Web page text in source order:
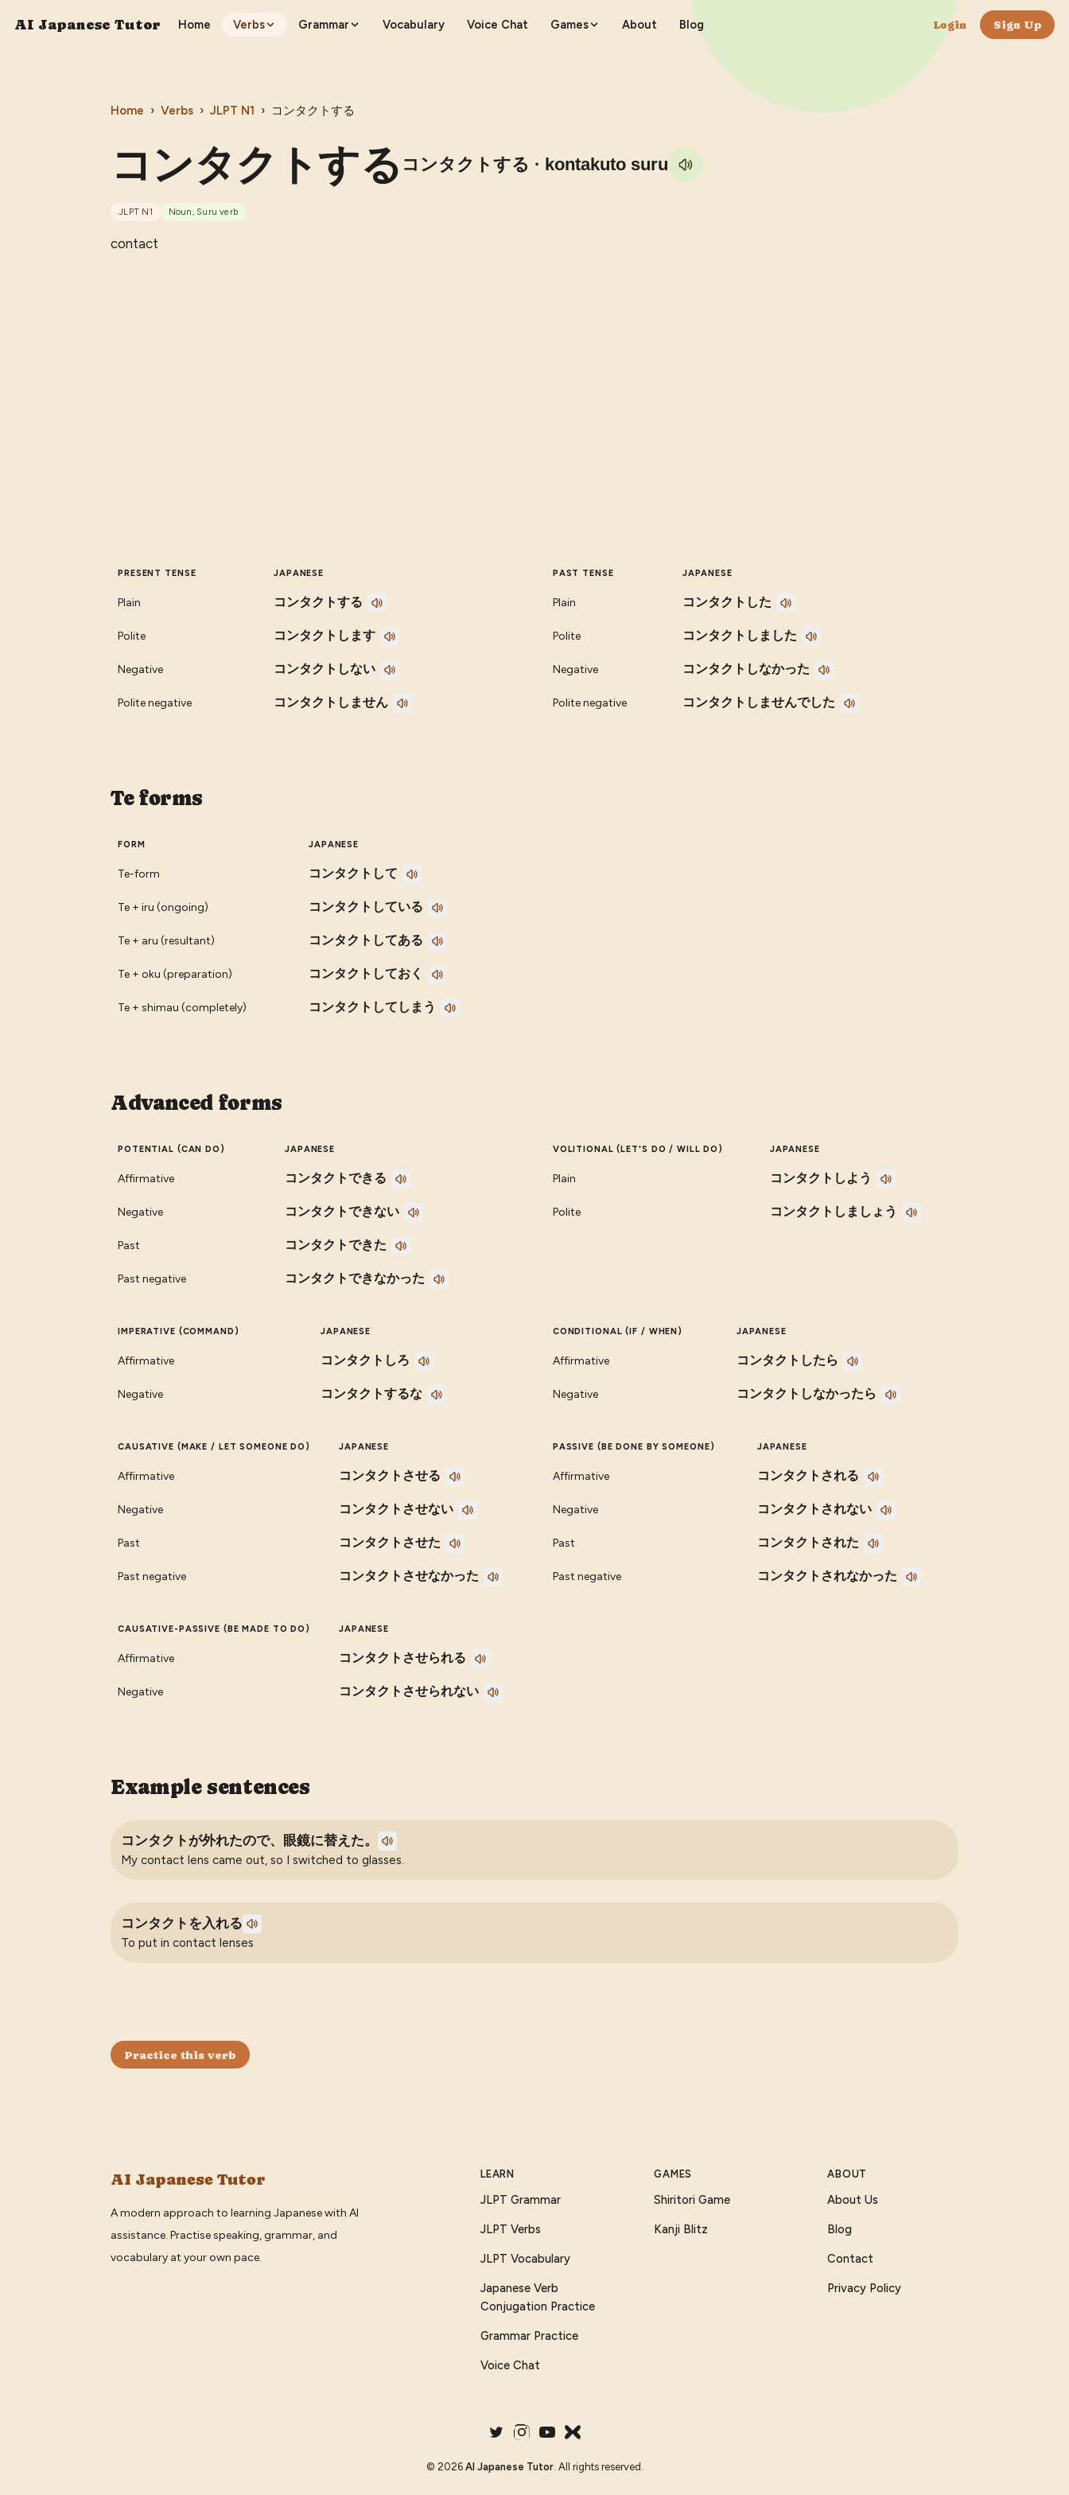
AI Japanese Tutor Home Verbs Grammar Vocabulary Voice Chat Games About Blog Login Sign Up
Home › Verbs › JLPT N1 › コンタクトする
コンタクトする コンタクトする · kontakuto suru
JLPT N1 Noun, Suru verb
contact
PRESENT TENSE JAPANESE
Plain コンタクトする
Polite コンタクトします
Negative コンタクトしない
Polite negative コンタクトしません
PAST TENSE JAPANESE
Plain コンタクトした
Polite コンタクトしました
Negative コンタクトしなかった
Polite negative コンタクトしませんでした
Te forms
FORM JAPANESE
Te-form コンタクトして
Te + iru (ongoing) コンタクトしている
Te + aru (resultant) コンタクトしてある
Te + oku (preparation) コンタクトしておく
Te + shimau (completely) コンタクトしてしまう
Advanced forms
POTENTIAL (CAN DO) JAPANESE
Affirmative コンタクトできる
Negative コンタクトできない
Past コンタクトできた
Past negative コンタクトできなかった
VOLITIONAL (LET'S DO / WILL DO) JAPANESE
Plain コンタクトしよう
Polite コンタクトしましょう
IMPERATIVE (COMMAND) JAPANESE
Affirmative コンタクトしろ
Negative コンタクトするな
CONDITIONAL (IF / WHEN) JAPANESE
Affirmative コンタクトしたら
Negative コンタクトしなかったら
CAUSATIVE (MAKE / LET SOMEONE DO) JAPANESE
Affirmative コンタクトさせる
Negative コンタクトさせない
Past コンタクトさせた
Past negative コンタクトさせなかった
PASSIVE (BE DONE BY SOMEONE) JAPANESE
Affirmative コンタクトされる
Negative コンタクトされない
Past コンタクトされた
Past negative コンタクトされなかった
CAUSATIVE-PASSIVE (BE MADE TO DO) JAPANESE
Affirmative コンタクトさせられる
Negative コンタクトさせられない
Example sentences
コンタクトが外れたので、眼鏡に替えた。
My contact lens came out, so I switched to glasses.
コンタクトを入れる
To put in contact lenses
Practice this verb
AI Japanese Tutor
A modern approach to learning Japanese with AI
assistance. Practise speaking, grammar, and
vocabulary at your own pace.
LEARN
JLPT Grammar
JLPT Verbs
JLPT Vocabulary
Japanese Verb
Conjugation Practice
Grammar Practice
Voice Chat
GAMES
Shiritori Game
Kanji Blitz
ABOUT
About Us
Blog
Contact
Privacy Policy
© 2026 AI Japanese Tutor. All rights reserved.